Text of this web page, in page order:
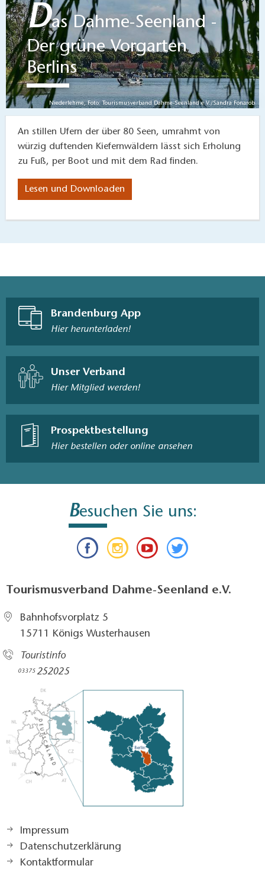
Niederlehme, Foto: Tourismusverband Dahme-Seenland e.V./Sandra Fonarob
Das Dahme-Seenland -
Der grüne Vorgarten
Berlins
An stillen Ufern der über 80 Seen, umrahmt von
würzig duftenden Kiefernwäldern lässt sich Erholung
zu Fuß, per Boot und mit dem Rad finden.
Lesen und Downloaden
Brandenburg App
Hier herunterladen!
Unser Verband
Hier Mitglied werden!
Prospektbestellung
Hier bestellen oder online ansehen
Besuchen Sie uns:
Tourismusverband Dahme-Seenland e.V.
Bahnhofsvorplatz 5​
15711 Königs Wusterhausen
Touristinfo
03375252025​
Impressum
Datenschutzerklärung
Kontaktformular